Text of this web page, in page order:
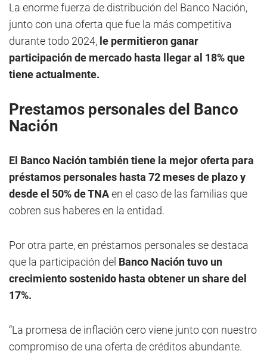
La enorme fuerza de distribución del Banco Nación,
junto con una oferta que fue la más competitiva
durante todo 2024, le permitieron ganar
participación de mercado hasta llegar al 18% que
tiene actualmente.
Prestamos personales del Banco
Nación
El Banco Nación también tiene la mejor oferta para
préstamos personales hasta 72 meses de plazo y
desde el 50% de TNAen el caso de las familias que
cobren sus haberes en la entidad.
Por otra parte, en préstamos personales se destaca
que la participación del Banco Nación tuvo un
crecimiento sostenido hasta obtener un share del
17%.
“La promesa de inflación cero viene junto con nuestro
compromiso de una oferta de créditos abundante.